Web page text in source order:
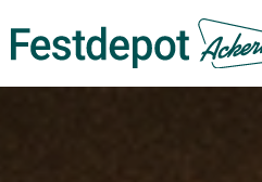
Zum Hauptinhalt springen